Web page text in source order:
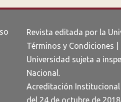
Revista editada por la
Términos y Condiciones
Universidad sujeta a
Nacional.
Acreditación
del 24 de octubre de